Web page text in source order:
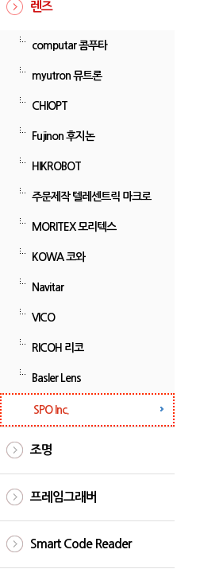
렌즈
computar 콤푸타
myutron 뮤트론
CHIOPT
Fujinon 후지논
HIKROBOT
주문제작 텔레센트릭 마크로
MORITEX 모리텍스
KOWA 코와
Navitar
VICO
RICOH 리코
Basler Lens
SPO Inc.
조명
프레임그래버
Smart Code Reader